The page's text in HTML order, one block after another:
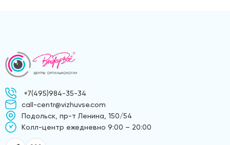
+7(495)984-35-34
call-centr@vizhuvse.com
Подольск, пр-т Ленина, 150/54
Kолл-центр ежедневно 9:00 – 20:00